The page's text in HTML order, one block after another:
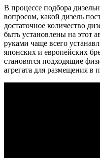
В процессе подбора
вопросом, какой дизель
достаточное количество
быть установлены на этот
руками чаще всего
японских и европейских
становятся подходящие
агрегата для размещения